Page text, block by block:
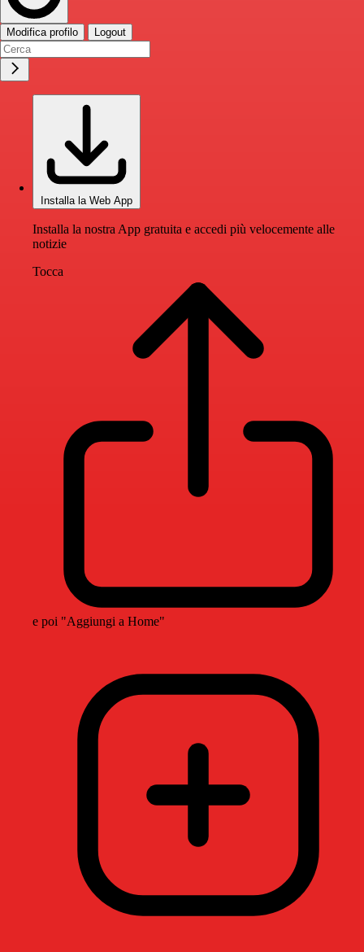
Modifica profilo Logout
Installa la Web App
Installa la nostra App gratuita e accedi più velocemente alle
notizie
Tocca
e poi "Aggiungi a Home"